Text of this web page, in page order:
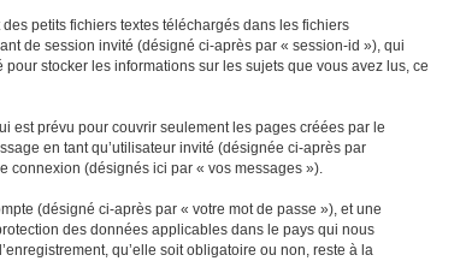
petits fichiers textes téléchargés dans les fichiers
de session invité (désigné ci-après par « session-id »), qui
stocker les informations sur les sujets que vous avez lus, ce
est prévu pour couvrir seulement les pages créées par le
en tant qu’utilisateur invité (désignée ci-après par
connexion (désignés ici par « vos messages »).
(désigné ci-après par « votre mot de passe »), et une
des données applicables dans le pays qui nous
qu’elle soit obligatoire ou non, reste à la